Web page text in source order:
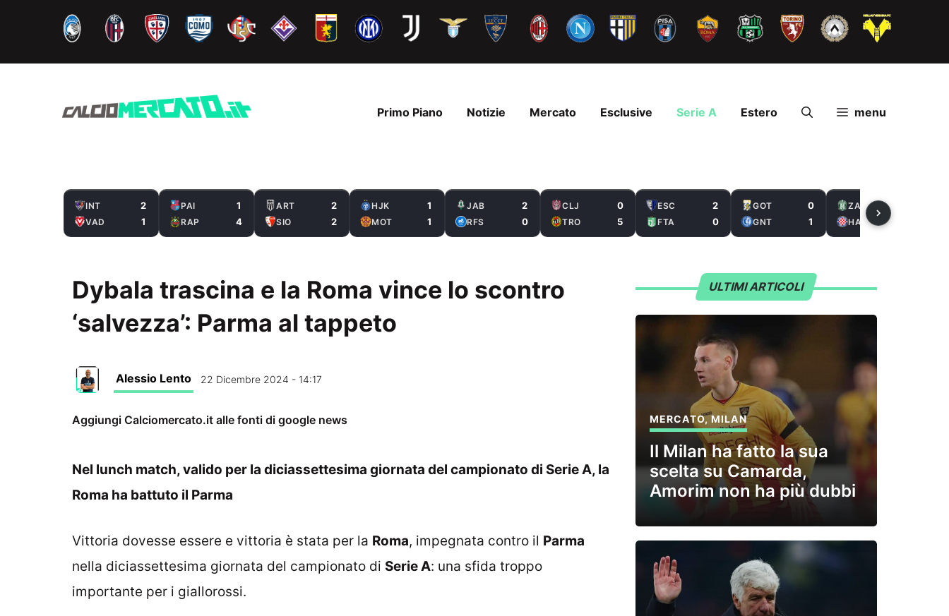
contenuto
Primo Piano Notizie Mercato Esclusive Serie A Estero menu
INT 2
VAD 1
PAI 1
RAP 4
ART 2
SIO 2
HJK 1
MOT 1
JAB 2
RFS 0
CLJ 0
TRO 5
ESC 2
FTA 0
GOT 0
GNT 1
ZAL
HAS
Dybala trascina e la Roma vince lo scontro
‘salvezza’: Parma al tappeto
Alessio Lento 22 Dicembre 2024 - 14:17
Aggiungi Calciomercato.it alle fonti di google news
Nel lunch match, valido per la diciassettesima giornata del campionato di Serie A, la
Roma ha battuto il Parma
Vittoria dovesse essere e vittoria è stata per la Roma, impegnata contro il Parma
nella diciassettesima giornata del campionato di Serie A: una sfida troppo
importante per i giallorossi.
ULTIMI ARTICOLI
MERCATO,MILAN
Il Milan ha fatto la sua
scelta su Camarda,
Amorim non ha più dubbi